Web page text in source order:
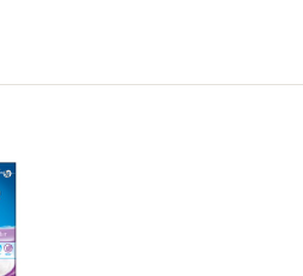
klumpströ